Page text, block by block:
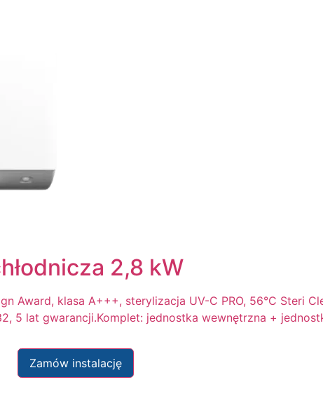
2,8 kW
Award, klasa A+++, sterylizacja UV-C PRO, 56°C Steri
5 lat gwarancji.Komplet: jednostka wewnętrzna +
Zamów instalację